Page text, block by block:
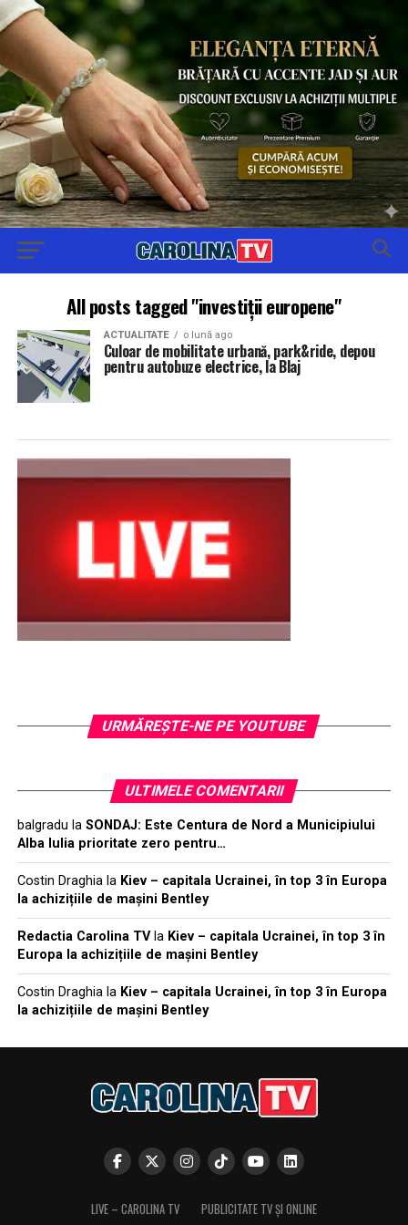
All posts tagged "investiții europene"
ACTUALITATE o lună ago
Culoar de mobilitate urbană, park&ride, depou
pentru autobuze electrice, la Blaj
URMĂREŞTE-NE PE YOUTUBE
ULTIMELE COMENTARII
balgradu la SONDAJ: Este Centura de Nord a Municipiului
Alba Iulia prioritate zero pentru…
Costin Draghiala Kiev – capitala Ucrainei, în top 3 în Europa
la achizițiile de mașini Bentley
Redactia Carolina TVla Kiev – capitala Ucrainei, în top 3 în
Europa la achizițiile de mașini Bentley
Costin Draghiala Kiev – capitala Ucrainei, în top 3 în Europa
la achizițiile de mașini Bentley
LIVE – CAROLINA TV
PUBLICITATE TV ȘI ONLINE